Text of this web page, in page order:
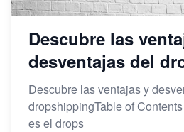
Descubre las
desventajas del
Descubre las ventajas y
dropshippingTable of
es el drops